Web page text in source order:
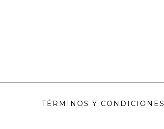
TÉRMINOS Y CONDICIONES